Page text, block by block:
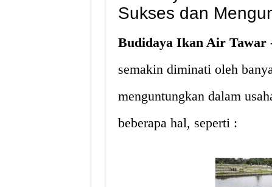
Sukses dan
Budidaya Ikan Air Tawar
semakin diminati oleh
menguntungkan dalam
beberapa hal, seperti :